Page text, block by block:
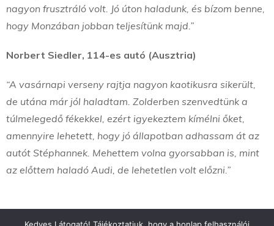
nagyon frusztráló volt. Jó úton haladunk, és bízom benne,
hogy Monzában jobban teljesítünk majd.”
Norbert Siedler, 114-es autó (Ausztria)
“A vasárnapi verseny rajtja nagyon kaotikusra sikerült,
de utána már jól haladtam. Zolderben szenvedtünk a
túlmelegedő fékekkel, ezért igyekeztem kímélni őket,
amennyire lehetett, hogy jó állapotban adhassam át az
autót Stéphannek. Mehettem volna gyorsabban is, mint
az előttem haladó Audi, de lehetetlen volt előzni.”